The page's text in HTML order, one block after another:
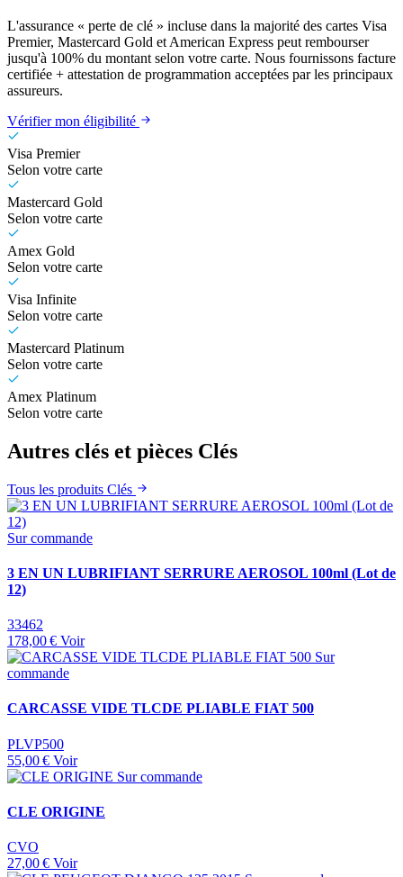
L'assurance « perte de clé » incluse dans la majorité des cartes Visa
Premier, Mastercard Gold et American Express peut rembourser
jusqu'à 100% du montant selon votre carte. Nous fournissons facture
certifiée + attestation de programmation acceptées par les principaux
assureurs.
Vérifier mon éligibilité
Visa Premier
Selon votre carte
Mastercard Gold
Selon votre carte
Amex Gold
Selon votre carte
Visa Infinite
Selon votre carte
Mastercard Platinum
Selon votre carte
Amex Platinum
Selon votre carte
Autres clés et pièces Clés
Tous les produits Clés
Sur commande
3 EN UN LUBRIFIANT SERRURE AEROSOL 100ml (Lot de
12)
33462
178,00 € Voir
Sur
commande
CARCASSE VIDE TLCDE PLIABLE FIAT 500
PLVP500
55,00 € Voir
Sur commande
CLE ORIGINE
CVO
27,00 € Voir